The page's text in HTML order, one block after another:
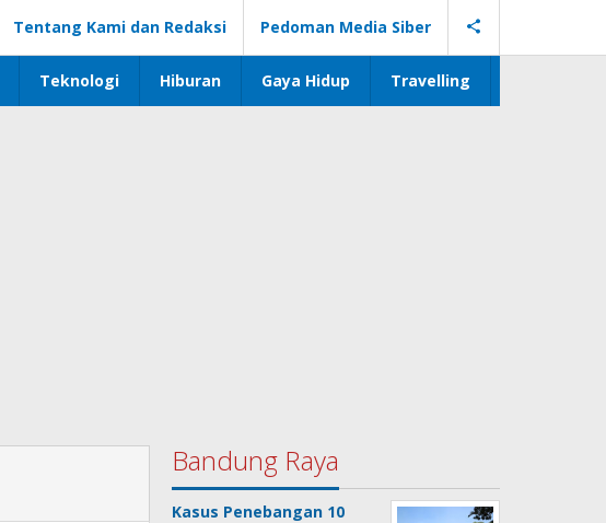
Tentang Kami dan Redaksi Pedoman Media Siber
Teknologi Hiburan Gaya Hidup Travelling
Bandung Raya
Kasus Penebangan 10